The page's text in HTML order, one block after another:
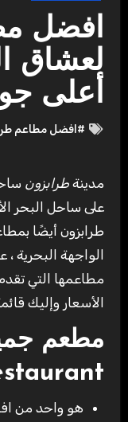
افضل
لعشاق
أعلى
#افضل مطاعم
مدينة طرابزون
على ساحل البحر
طرابزون أيضًا
الواجهة البحرية ،
مطاعمها التي
الأسعار وإليك
مطعم
هو واحد من